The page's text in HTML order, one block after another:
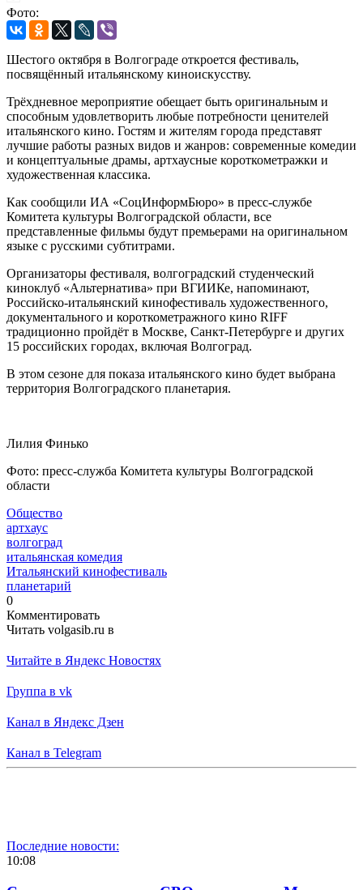
Фото:
Шестого октября в Волгограде откроется фестиваль,
посвящённый итальянскому киноискусству.
Трёхдневное мероприятие обещает быть оригинальным и
способным удовлетворить любые потребности ценителей
итальянского кино. Гостям и жителям города представят
лучшие работы разных видов и жанров: современные комедии
и концептуальные драмы, артхаусные короткометражки и
художественная классика.
Как сообщили ИА «СоцИнформБюро» в пресс-службе
Комитета культуры Волгоградской области, все
представленные фильмы будут премьерами на оригинальном
языке с русскими субтитрами.
Организаторы фестиваля, волгоградский студенческий
киноклуб «Альтернатива» при ВГИИКе, напоминают,
Российско-итальянский кинофестиваль художественного,
документального и короткометражного кино RIFF
традиционно пройдёт в Москве, Санкт-Петербурге и других
15 российских городах, включая Волгоград.
В этом сезоне для показа итальянского кино будет выбрана
территория Волгоградского планетария.
Лилия Финько
Фото: пресс-служба Комитета культуры Волгоградской
области
Общество
артхаус
волгоград
итальянская комедия
Итальянский кинофестиваль
планетарий
0
Комментировать
Читать volgasib.ru в
Читайте в Яндекс Новостях
Группа в vk
Канал в Яндекс Дзен
Канал в Telegram
Последние новости:
10:08